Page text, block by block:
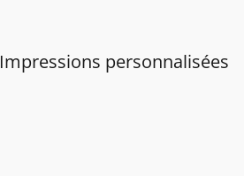
Impressions personnalisées